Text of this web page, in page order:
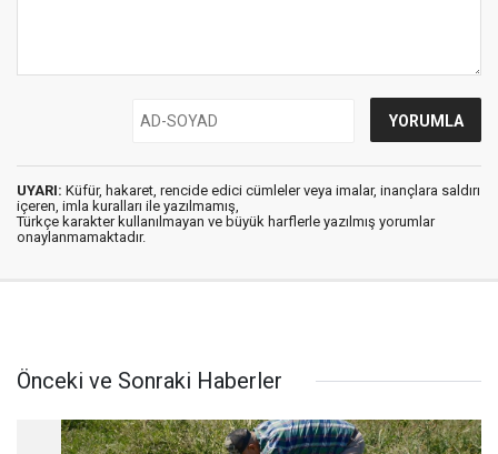
UYARI: Küfür, hakaret, rencide edici cümleler veya imalar, inançlara saldırı
içeren, imla kuralları ile yazılmamış,
Türkçe karakter kullanılmayan ve büyük harflerle yazılmış yorumlar
onaylanmamaktadır.
Önceki ve Sonraki Haberler